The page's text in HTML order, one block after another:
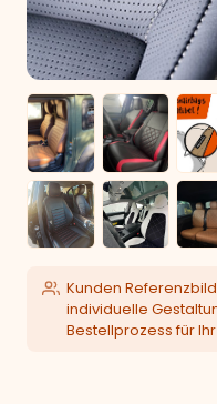
Kunden
individuelle
Bestellprozess für